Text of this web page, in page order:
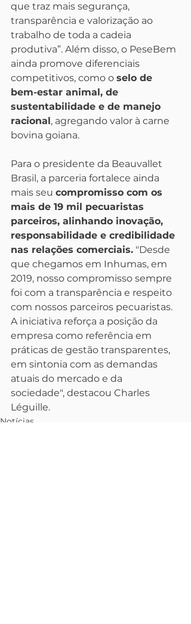
que traz mais segurança,
transparência e valorização ao
trabalho de toda a cadeia
produtiva”. Além disso, o PeseBem
ainda promove diferenciais
competitivos, como o selo de
bem-estar animal, de
sustentabilidade e de manejo
racional , agregando valor à carne
bovina goiana.
Para o presidente da Beauvallet
Brasil, a parceria fortalece ainda
mais seu compromisso com os
mais de 19 mil pecuaristas
parceiros, alinhando inovação,
responsabilidade e credibilidade
nas relações comerciais. "Desde
que chegamos em Inhumas, em
2019, nosso compromisso sempre
foi com a transparência e respeito
com nossos parceiros pecuaristas.
A iniciativa reforça a posição da
empresa como referência em
práticas de gestão transparentes,
em sintonia com as demandas
atuais do mercado e da
sociedade", destacou Charles
Léguille.
Notícias